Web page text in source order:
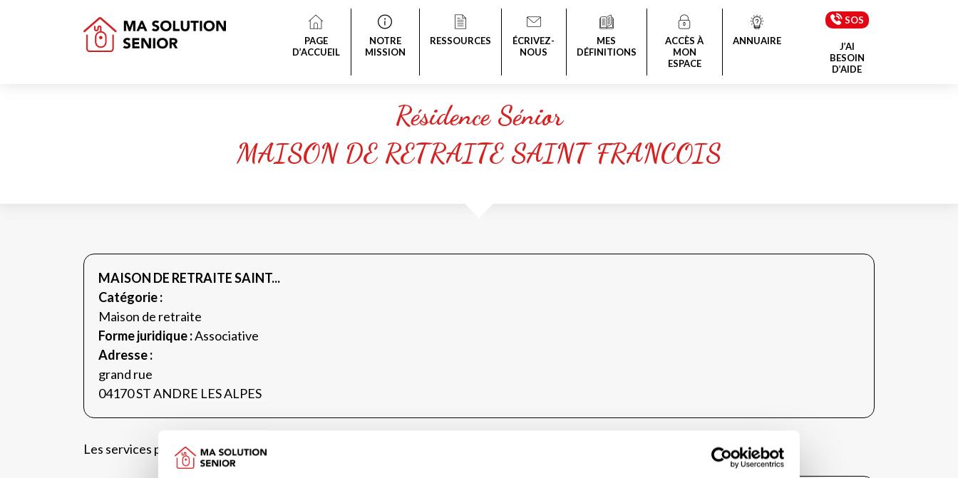
PAGE
D’ACCUEIL
NOTRE
MISSION
RESSOURCES
ÉCRIVEZ-
NOUS
MES
DÉFINITIONS
ACCÈS À
MON
ESPACE
ANNUAIRE
SOS
J’AI
BESOIN
D’AIDE
Résidence Sénior
MAISON DE RETRAITE SAINT FRANCOIS
MAISON DE RETRAITE SAINT...
Catégorie :
Maison de retraite
Forme juridique :Associative
Adresse :
grand rue
04170 ST ANDRE LES ALPES
Les services proposés par la résidence Sénior MAISON DE RETRAITE SAINT FRANCOIS